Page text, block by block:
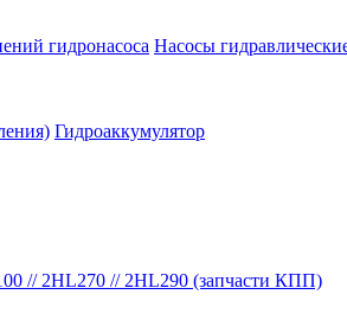
гидронасоса Насосы
Гидроаккумулятор
// 2HL270 // 2HL290 (запчасти КПП)